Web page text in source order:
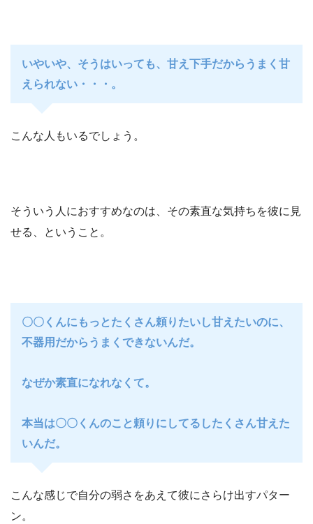
いやいや、そうはいっても、甘え下手だからうまく甘
えられない・・・。
こんな人もいるでしょう。
そういう人におすすめなのは、その素直な気持ちを彼に見
せる、ということ。
〇〇くんにもっとたくさん頼りたいし甘えたいのに、
不器用だからうまくできないんだ。
なぜか素直になれなくて。
本当は〇〇くんのこと頼りにしてるしたくさん甘えた
いんだ。
こんな感じで自分の弱さをあえて彼にさらけ出すパター
ン。